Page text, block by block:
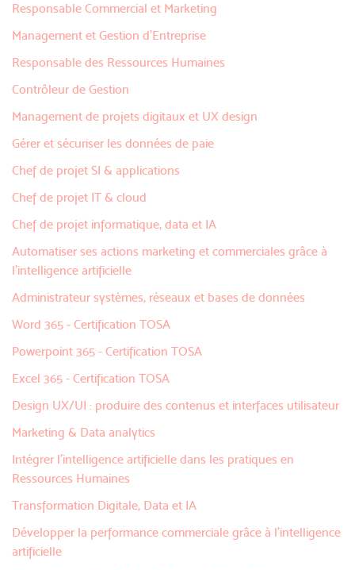
Responsable Commercial et Marketing
Management et Gestion d’Entreprise
Responsable des Ressources Humaines
Contrôleur de Gestion
Management de projets digitaux et UX design
Gérer et sécuriser les données de paie
Chef de projet SI & applications
Chef de projet IT & cloud
Chef de projet informatique, data et IA
Automatiser ses actions marketing et commerciales grâce à
l’intelligence artificielle
Administrateur systèmes, réseaux et bases de données
Word 365 - Certification TOSA
Powerpoint 365 - Certification TOSA
Excel 365 - Certification TOSA
Design UX/UI : produire des contenus et interfaces utilisateur
Marketing & Data analytics
Intégrer l’intelligence artificielle dans les pratiques en
Ressources Humaines
Transformation Digitale, Data et IA
Développer la performance commerciale grâce à l'intelligence
artificielle